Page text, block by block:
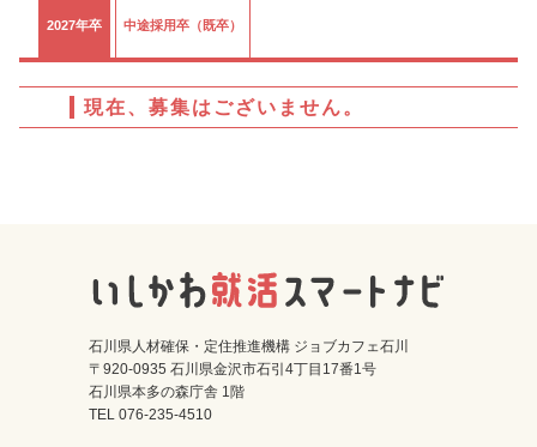
2027年卒 中途採用卒（既卒）
現在、募集はございません。
石川県人材確保・定住推進機構 ジョブカフェ石川
〒920-0935 石川県金沢市石引4丁目17番1号
石川県本多の森庁舎 1階
TEL 076-235-4510